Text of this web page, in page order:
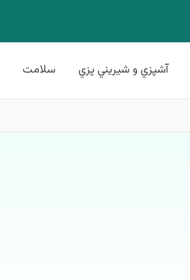
آشپزي و شيريني پزي سلامت